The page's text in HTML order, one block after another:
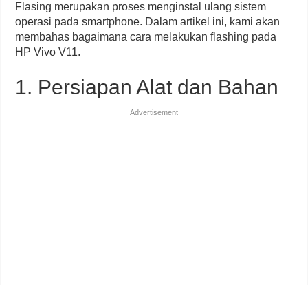
Flasing merupakan proses menginstal ulang sistem
operasi pada smartphone. Dalam artikel ini, kami akan
membahas bagaimana cara melakukan flashing pada
HP Vivo V11.
1. Persiapan Alat dan Bahan
Advertisement